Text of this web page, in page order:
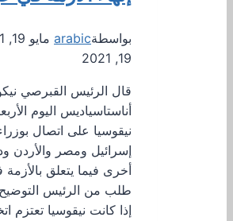
بواسطةarabic مايو 19, 2021
19, 2021
قال الرئيس القبرصي
أناستاسياديس اليوم
نيقوسيا على اتصال
إسرائيل ومصر والأردن
أخرى فيما يتعلق
طلب من الرئيس
إذا كانت نيقوسيا تعتزم